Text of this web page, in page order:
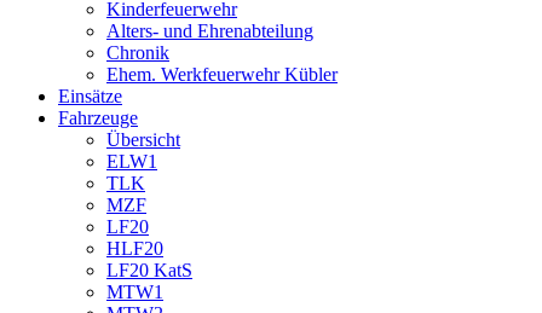
Kinderfeuerwehr
Alters- und Ehrenabteilung
Chronik
Ehem. Werkfeuerwehr Kübler
Einsätze
Fahrzeuge
Übersicht
ELW1
TLK
MZF
LF20
HLF20
LF20 KatS
MTW1